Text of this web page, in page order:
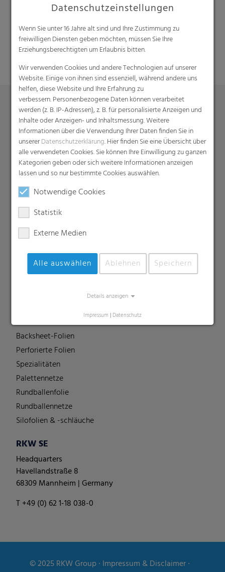
Suche
Datenschutzeinstellungen
Wenn Sie unter 16 Jahre alt sind und Ihre Zustimmung zu
freiwilligen Diensten geben möchten, müssen Sie Ihre
Erziehungsberechtigten um Erlaubnis bitten.
Wir verwenden Cookies und andere Technologien auf unserer
Website. Einige von ihnen sind essenziell, während andere uns
helfen, diese Website und Ihre Erfahrung zu
verbessern. Personenbezogene Daten können verarbeitet
werden (z. B. IP-Adressen), z. B. für personalisierte Anzeigen und
Inhalte oder Anzeigen- und Inhaltsmessung. Weitere
Informationen über die Verwendung Ihrer Daten finden Sie in
unsererDatenschutzerklärung. Hier finden Sie eine Übersicht über
alle verwendeten Cookies. Sie können Ihre Einwilligung zu ganzen
Kategorien geben oder sich weitere Informationen anzeigen
lassen und so nur bestimmte Cookies auswählen.
Notwendige Cookies
Statistik
Externe Medien
Alle auswählen Ablehnen Speichern
Details anzeigen
Impressum | Datenschutz
Produkte
Barrierefolien
Compounds
Dachunterspannbahnen
Liners
MDO Folien
Papierähnliche Folien
Schrumpffolien & Stretchhauben
Kaschierfolien
Ernteverfrühungsfolien
Vliesstoffe
Backsheet-Folien
Perforierte Folien
Spezialitäten
Palettennetze
Rundballenfolie
Rundballennetze
Silofolien & -schläuche
RKW SE
Headquarters
Havellandstraße 8
68309 Mannheim | Germany
T +49 (0) 62 1-18 038-0
© 2025RKW Group∙ Impressum & Disclaimer∙